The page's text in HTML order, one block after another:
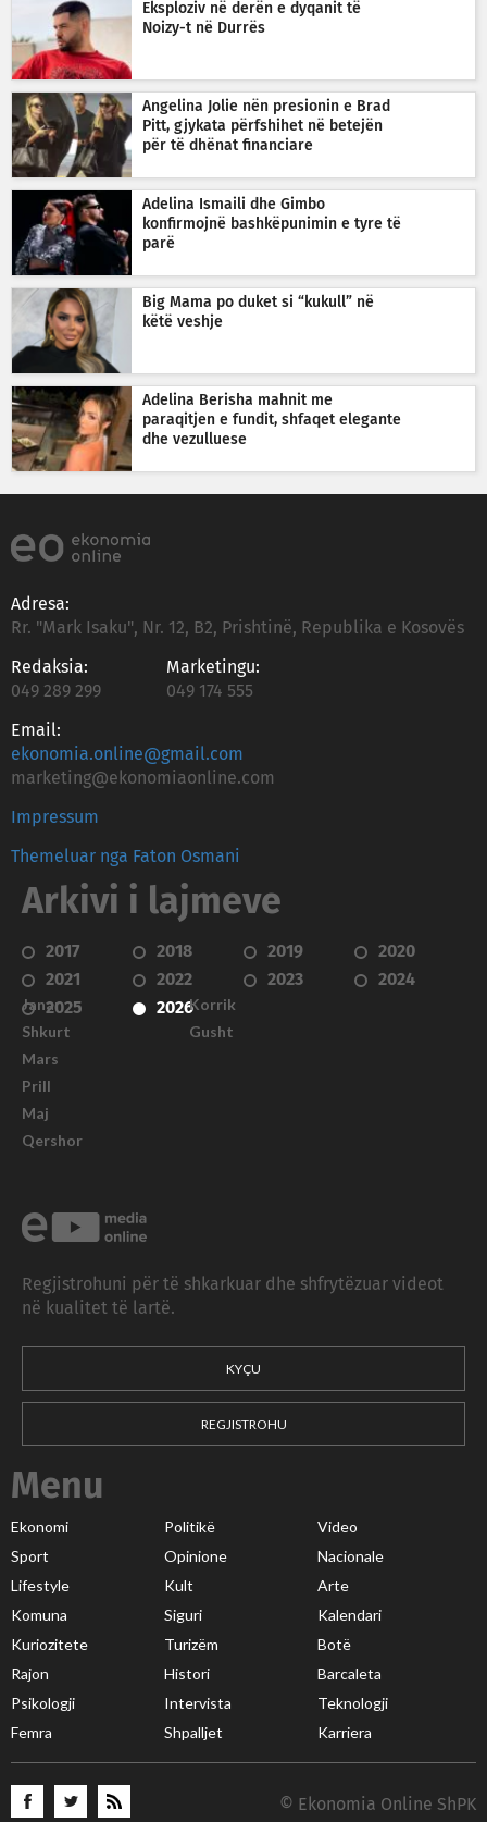
Eksploziv në derën e dyqanit të
Noizy-t në Durrës
Angelina Jolie nën presionin e Brad
Pitt, gjykata përfshihet në betejën
për të dhënat financiare
Adelina Ismaili dhe Gimbo
konfirmojnë bashkëpunimin e tyre të
parë
Big Mama po duket si “kukull” në
këtë veshje
Adelina Berisha mahnit me
paraqitjen e fundit, shfaqet elegante
dhe vezulluese
Adresa:
Rr. "Mark Isaku", Nr. 12, B2, Prishtinë, Republika e Kosovës
Redaksia:
049 289 299
Marketingu:
049 174 555
Email:
ekonomia.online@gmail.com
marketing@ekonomiaonline.com
Impressum
Themeluar nga Faton Osmani
Arkivi i lajmeve
2017 2018 2019
2020
2021
2022 2023
2024
2025
2026
Janar
Shkurt
Mars
Prill
Maj
Qershor
Korrik
Gusht
Regjistrohuni për të shkarkuar dhe shfrytëzuar videot
në kualitet të lartë.
KYÇU
REGJISTROHU
Menu
Ekonomi Politikë
Video
Sport
Opinione
Nacionale
Lifestyle
Kult
Arte
Komuna
Siguri
Kalendari
Kuriozitete
Turizëm
Botë
Rajon
Histori
Barcaleta
Psikologji
Intervista
Teknologji
Femra
Shpalljet Karriera
© Ekonomia Online ShPK